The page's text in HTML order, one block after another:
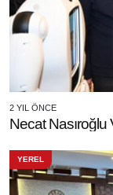
2 YIL ÖNCE
Necat Nasıroğlu
YEREL